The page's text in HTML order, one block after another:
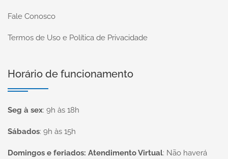
Fale Conosco
Termos de Uso e Política de Privacidade
Horário de funcionamento
Seg à sex: 9h às 18h
Sábados: 9h às 15h
Domingos e feriados: Atendimento Virtual: Não haverá